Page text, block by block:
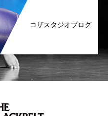
コザスタジオブログ